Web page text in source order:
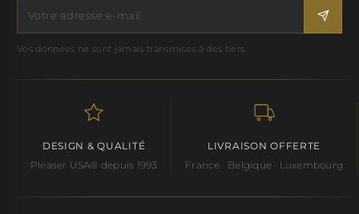
Vos données ne sont jamais transmises à des tiers.
DESIGN & QUALITÉ
Pleaser USA® depuis 1993
LIVRAISON OFFERTE
France · Belgique · Luxembourg